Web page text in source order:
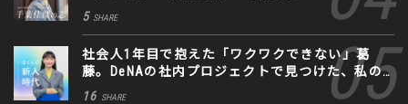
に込めた思い
5 SHARE
社会人1年目で抱えた「ワクワクできない」葛
藤。DeNAの社内プロジェクトで見つけた、私の
生きる道
16 SHARE